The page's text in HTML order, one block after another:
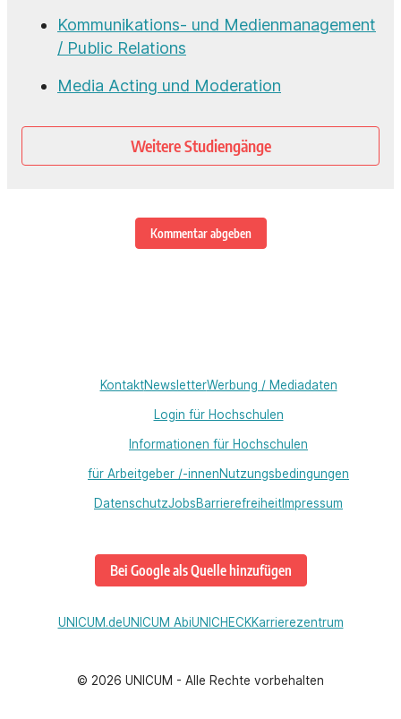
Kommunikations- und Medienmanagement
/ Public Relations
Media Acting und Moderation
Weitere Studiengänge
Kommentar abgeben
KontaktNewsletterWerbung / Mediadaten
Login für Hochschulen
Informationen für Hochschulen
für Arbeitgeber /-innenNutzungsbedingungen
DatenschutzJobsBarrierefreiheitImpressum
Bei Google als Quelle hinzufügen
UNICUM.deUNICUM AbiUNICHECKKarrierezentrum
© 2026 UNICUM - Alle Rechte vorbehalten